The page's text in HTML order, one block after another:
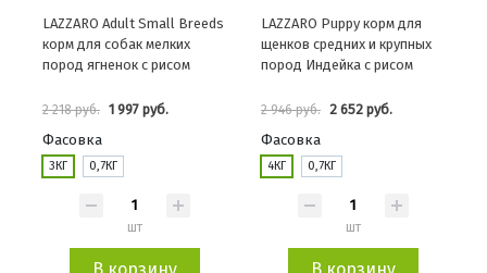
LAZZARO Adult Small Breeds
корм для собак мелких
пород ягненок с рисом
2 218 руб. 1 997 руб.
Фасовка
3КГ 0,7КГ
шт
LAZZARO Puppy корм для
щенков средних и крупных
пород Индейка с рисом
2 946 руб. 2 652 руб.
Фасовка
4КГ 0,7КГ
шт